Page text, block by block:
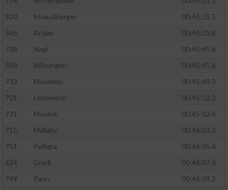
820
Straußberger
00:45:35.5
545
Arslan
00:45:35.8
738
Nagl
00:45:45.6
850
Wissinger
00:45:45.6
733
Mouemin
00:45:49.3
701
Leinweber
00:45:52.3
731
Mordek
00:45:52.4
715
Mallaby
00:46:01.6
751
Pelligra
00:46:05.6
634
Gradl
00:46:07.6
749
Pann
00:46:09.2